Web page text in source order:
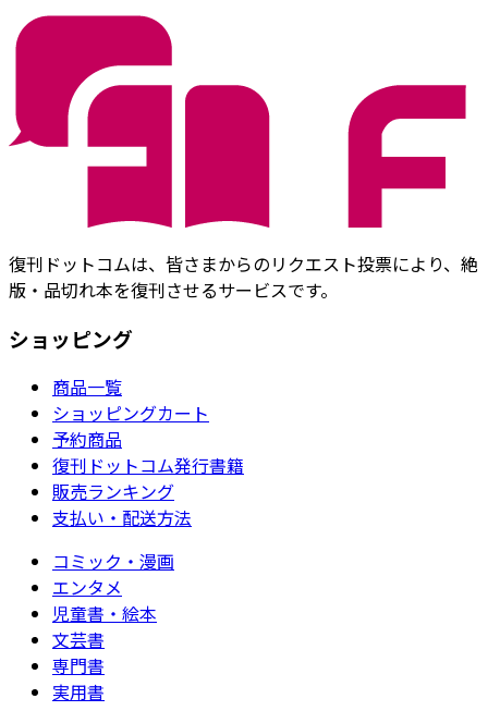
復刊ドットコムは、皆さまからのリクエスト投票により、絶
版・品切れ本を復刊させるサービスです。
ショッピング
商品一覧
ショッピングカート
予約商品
復刊ドットコム発行書籍
販売ランキング
支払い・配送方法
コミック・漫画
エンタメ
児童書・絵本
文芸書
専門書
実用書